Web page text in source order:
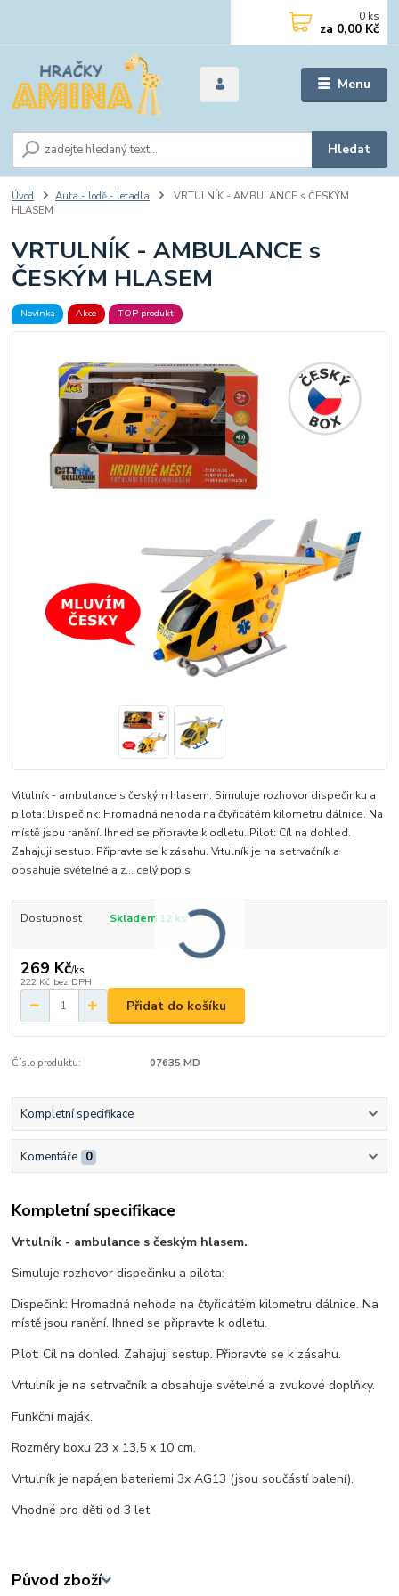
Menu
Hledat
0 ks
za 0,00 Kč
Úvod Auta - lodě - letadla
VRTULNÍK - AMBULANCE s ČESKÝM
HLASEM
VRTULNÍK - AMBULANCE s
ČESKÝM HLASEM
Novinka Akce TOP produkt
Vrtulník - ambulance s českým hlasem. Simuluje rozhovor dispečinku a
pilota: Dispečink: Hromadná nehoda na čtyřicátém kilometru dálnice. Na
místě jsou ranění. Ihned se připravte k odletu. Pilot: Cíl na dohled.
Zahajuji sestup. Připravte se k zásahu. Vrtulník je na setrvačník a
obsahuje světelné a z... celý popis
Dostupnost Skladem 12 ks
269 Kč/ks
222 Kč bez DPH
Přidat do košíku
Číslo produktu: 07635 MD
Kompletní specifikace
Komentáře 0
Kompletní specifikace
Vrtulník - ambulance s českým hlasem.
Simuluje rozhovor dispečinku a pilota:
Dispečink: Hromadná nehoda na čtyřicátém kilometru dálnice. Na
místě jsou ranění. Ihned se připravte k odletu.
Pilot: Cíl na dohled. Zahajuji sestup. Připravte se k zásahu.
Vrtulník je na setrvačník a obsahuje světelné a zvukové doplňky.
Funkční maják.
Rozměry boxu 23 x 13,5 x 10 cm.
Vrtulník je napájen bateriemi 3x AG13 (jsou součástí balení).
Vhodné pro děti od 3 let
Původ zboží